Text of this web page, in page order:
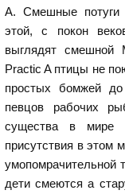
A. Смешные потуги
этой, с покон
выглядят
Practic A птицы не
простых бомжей до
певцов рабочих
существа в мире
присутствия в этом
умопомрачительной
дети смеются а